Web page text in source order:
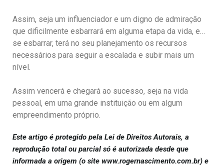
Assim, seja um influenciador e um digno de admiração
que dificilmente esbarrará em alguma etapa da vida, e…
se esbarrar, terá no seu planejamento os recursos
necessários para seguir a escalada e subir mais um
nível.
Assim vencerá e chegará ao sucesso, seja na vida
pessoal, em uma grande instituição ou em algum
empreendimento próprio.
Este artigo é protegido pela Lei de Direitos Autorais, a
reprodução total ou parcial só é autorizada desde que
informada a origem (o site www.rogernascimento.com.br) e